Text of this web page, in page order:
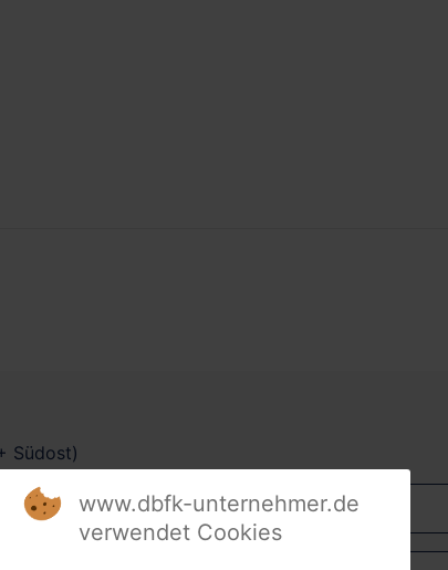
Südost)
www.dbfk-unternehmer.de
verwendet Cookies